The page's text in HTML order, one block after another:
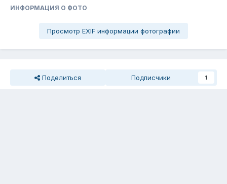
ИНФОРМАЦИЯ О ФОТО
Просмотр EXIF информации фотографии
Поделиться Подписчики 1